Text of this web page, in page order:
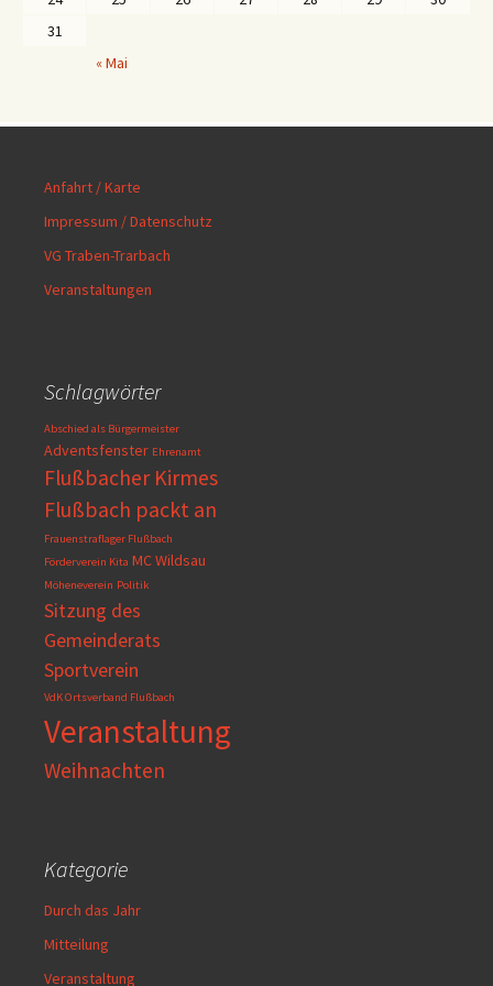
31
« Mai
Anfahrt / Karte
Impressum / Datenschutz
VG Traben-Trarbach
Veranstaltungen
Schlagwörter
Abschied als Bürgermeister
Adventsfenster Ehrenamt
Flußbacher Kirmes
Flußbach packt an
Frauenstraflager Flußbach
Förderverein Kita MC Wildsau
Möheneverein Politik
Sitzung des
Gemeinderats
Sportverein
VdK Ortsverband Flußbach
Veranstaltung
Weihnachten
Kategorie
Durch das Jahr
Mitteilung
Veranstaltung